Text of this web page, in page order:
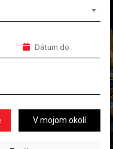
V mojom okolí